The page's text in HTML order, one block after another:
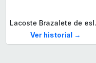
Lacoste
Ver historial →